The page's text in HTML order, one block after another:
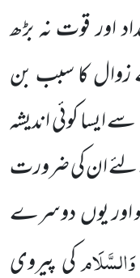
اور قوت نہ بڑھ
زوال کا سبب بن
ایسا کوئی اندیشہ
لئے ان کی ضرورت
اور یوں دوسرے
وَالسَّلَامکی پیروی